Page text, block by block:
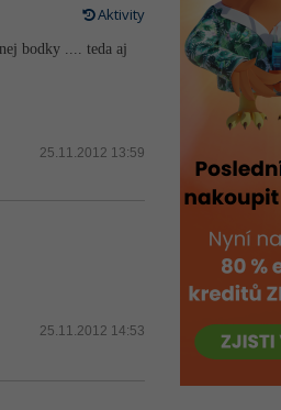
Aktivity
bodky .... teda aj
25.11.2012 13:59
25.11.2012 14:53